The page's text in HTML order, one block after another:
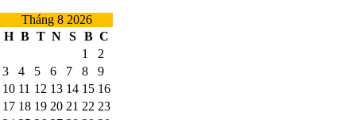
Tháng 8 2026
H B T N S B C
1
2
3
4 5 6 7 8
9
10 11 12 13 14 15 16
17 18 19 20 21 22 23